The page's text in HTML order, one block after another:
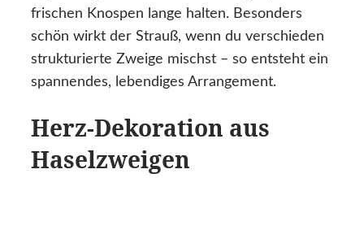
frischen Knospen lange halten. Besonders
schön wirkt der Strauß, wenn du verschieden
strukturierte Zweige mischst – so entsteht ein
spannendes, lebendiges Arrangement.
Herz-Dekoration aus
Haselzweigen